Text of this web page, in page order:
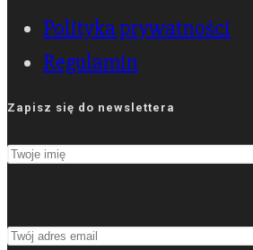
Polityka prywatności
Regulamin
Zapisz się do newslettera